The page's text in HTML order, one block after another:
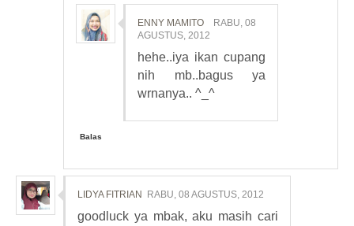
ENNY MAMITO
RABU, 08
AGUSTUS, 2012
hehe..iya ikan cupang
nih mb..bagus ya
wrnanya.. ^_^
Balas
LIDYA FITRIAN RABU, 08 AGUSTUS, 2012
goodluck ya mbak, aku masih cari